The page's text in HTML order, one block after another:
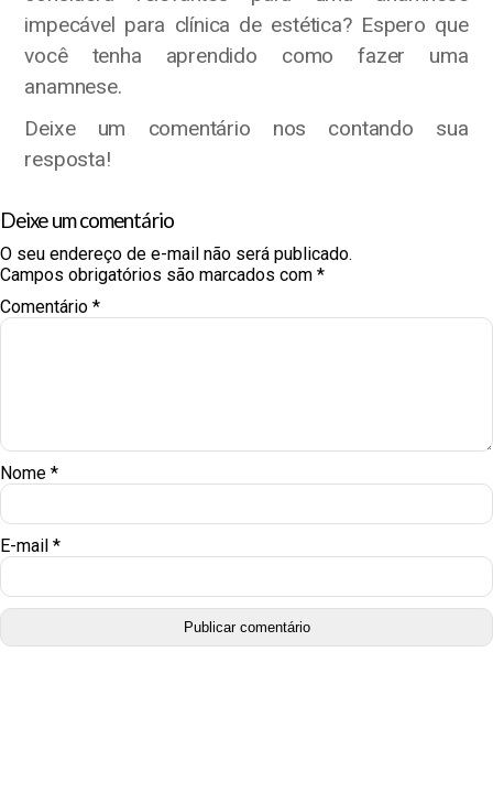
impecável para clínica de estética? Espero que
você tenha aprendido como fazer uma
anamnese.
Deixe um comentário nos contando sua
resposta!
Deixe um comentário
O seu endereço de e-mail não será publicado.
Campos obrigatórios são marcados com *
Comentário *
Nome *
E-mail *